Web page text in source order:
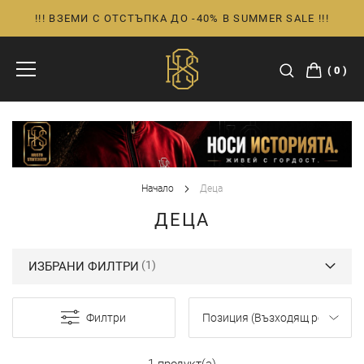
Прескачане
към
съдържанието
!!! ВЗЕМИ С ОТСТЪПКА ДО -40% В SUMMER SALE !!!
0
Начало Деца
ДЕЦА
Филтри
ИЗБРАНИ ФИЛТРИ